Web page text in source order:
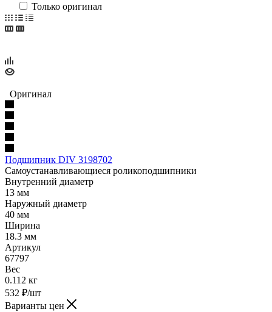
Только оригинал
Оригинал
Подшипник DIV 3198702
Самоустанавливающиеся роликоподшипники
Внутренний диаметр
13 мм
Наружный диаметр
40 мм
Ширина
18.3 мм
Артикул
67797
Вес
0.112 кг
532 ₽/шт
Варианты цен